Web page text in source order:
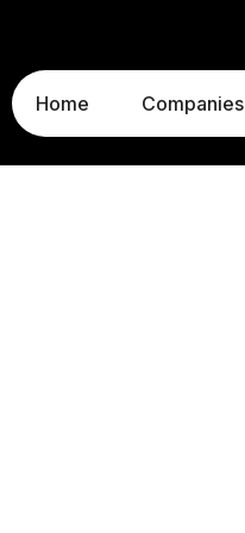
Home Companies